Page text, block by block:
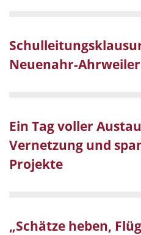
Neuenahr-Ahrweiler
Ein Tag voller
Vernetzung und
Projekte
„Schätze heben,